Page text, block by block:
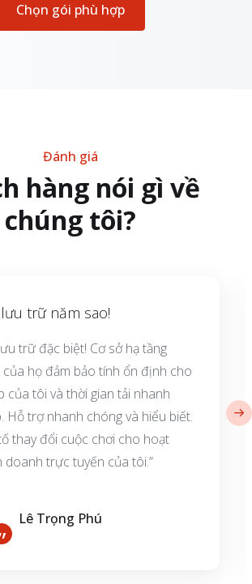
Chọn gói phù hợp
Đánh giá
hàng nói gì về
chúng tôi?
trữ năm sao!
trữ đặc biệt! Cơ sở hạ tầng
của họ đảm bảo tính ổn định cho
của tôi và thời gian tải nhanh
Hỗ trợ nhanh chóng và hiểu biết.
thay đổi cuộc chơi cho hoạt
doanh trực tuyến của tôi.”
Lê Trọng Phú